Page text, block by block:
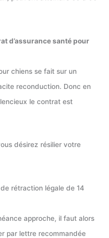
d’assurance santé pour
chiens se fait sur un
reconduction. Donc en
le contrat est
désirez résilier votre
rétraction légale de 14
approche, il faut alors
par lettre recommandée